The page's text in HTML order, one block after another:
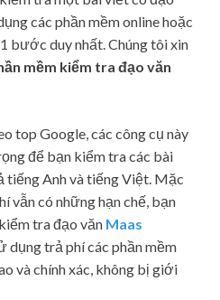
các phần mềm online hoặc
bước duy nhất. Chúng tôi xin
mềm kiểm tra đạo văn
top Google, các công cụ này
để bạn kiểm tra các bài
tiếng Anh và tiếng Việt. Mặc
vẫn có những hạn chế, bạn
tra đạo văn Maas
dụng trả phí các phần mềm
và chính xác, không bị giới